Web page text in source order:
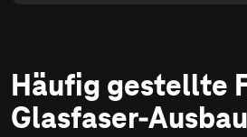
Häufig gestellte
Glasfaser-